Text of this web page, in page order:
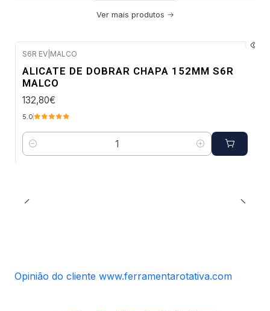
Ver mais produtos
S6R EV MALCO
ALICATE DE DOBRAR CHAPA 152MM S6R
MALCO
132,80€
5.0
Quantidade
Opinião do cliente www.ferramentarotativa.com